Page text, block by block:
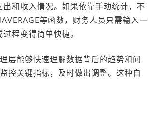
和收入情况。如果依靠手动统计，不
等函数，财务人员只需输入一
程变得简单快捷。
层能够快速理解数据背后的趋势和问
控关键指标，及时做出调整。这种自